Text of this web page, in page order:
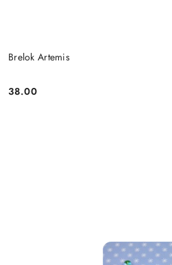
Brelok Artemis
Cena:
38.00